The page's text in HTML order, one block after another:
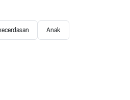
Anak